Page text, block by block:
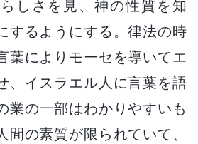
しさを見、神の性質を知
するようにする。律法の時
葉によりモーセを導いてエ
、イスラエル人に言葉を語
業の一部はわかりやすいも
間の素質が限られていて、